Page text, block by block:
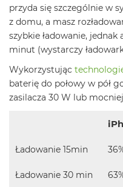
8
G
B
R
A
M
M
a
o
k
r
przyda się szczególnie w
z domu, a masz
szybkie ładowanie,
minut (wystarczy
Wykorzystując
baterię do połowy w pół
zasilacza 30 W lub
Ładowanie 15min
Ładowanie 30 min